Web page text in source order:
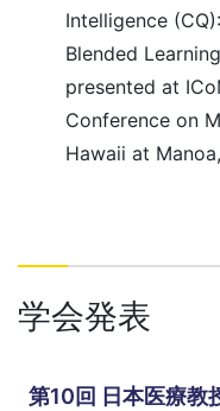
Intelligence
Blended
presented at
Conference on
Hawaii at
学会発表
第10回 日本医療教